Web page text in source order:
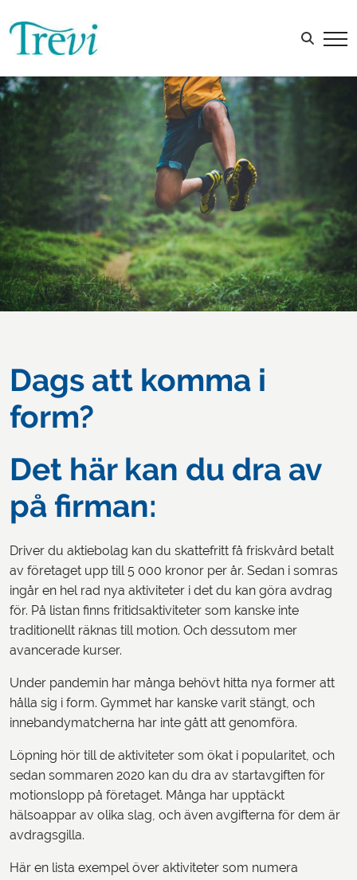
Sök efter:
Dags att komma i
form?
Det här kan du dra av
på firman:
Driver du aktiebolag kan du skattefritt få friskvård betalt
av företaget upp till 5 000 kronor per år. Sedan i somras
ingår en hel rad nya aktiviteter i det du kan göra avdrag
för. På listan finns fritidsaktiviteter som kanske inte
traditionellt räknas till motion. Och dessutom mer
avancerade kurser.
Under pandemin har många behövt hitta nya former att
hålla sig i form. Gymmet har kanske varit stängt, och
innebandymatcherna har inte gått att genomföra.
Löpning hör till de aktiviteter som ökat i popularitet, och
sedan sommaren 2020 kan du dra av startavgiften för
motionslopp på företaget. Många har upptäckt
hälsoappar av olika slag, och även avgifterna för dem är
avdragsgilla.
Här en lista exempel över aktiviteter som numera